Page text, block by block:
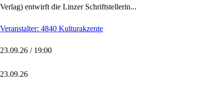
Verlag) entwirft die Linzer Schriftstellerin...
Veranstalter: 4840 Kulturakzente
23.09.26 / 19:00
23.09.26